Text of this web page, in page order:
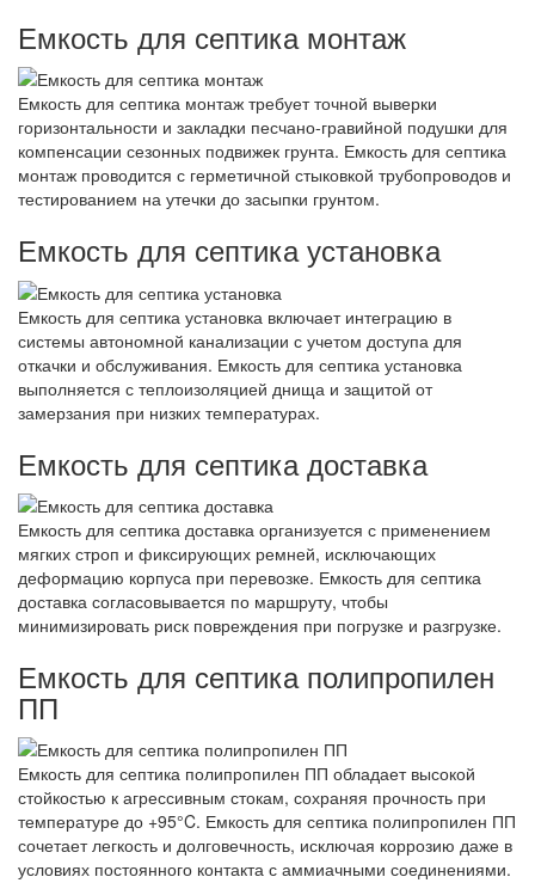
Емкость для септика монтаж
Емкость для септика монтаж требует точной выверки
горизонтальности и закладки песчано-гравийной подушки для
компенсации сезонных подвижек грунта. Емкость для септика
монтаж проводится с герметичной стыковкой трубопроводов и
тестированием на утечки до засыпки грунтом.
Емкость для септика установка
Емкость для септика установка включает интеграцию в
системы автономной канализации с учетом доступа для
откачки и обслуживания. Емкость для септика установка
выполняется с теплоизоляцией днища и защитой от
замерзания при низких температурах.
Емкость для септика доставка
Емкость для септика доставка организуется с применением
мягких строп и фиксирующих ремней, исключающих
деформацию корпуса при перевозке. Емкость для септика
доставка согласовывается по маршруту, чтобы
минимизировать риск повреждения при погрузке и разгрузке.
Емкость для септика полипропилен
ПП
Емкость для септика полипропилен ПП обладает высокой
стойкостью к агрессивным стокам, сохраняя прочность при
температуре до +95°C. Емкость для септика полипропилен ПП
сочетает легкость и долговечность, исключая коррозию даже в
условиях постоянного контакта с аммиачными соединениями.